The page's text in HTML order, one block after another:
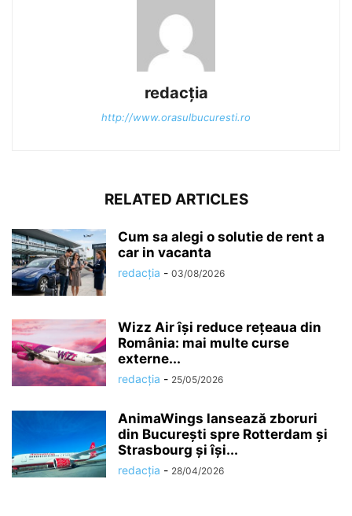
redacția
http://www.orasulbucuresti.ro
RELATED ARTICLES
Cum sa alegi o solutie de rent a
car in vacanta
redacția - 03/08/2026
Wizz Air își reduce rețeaua din
România: mai multe curse
externe...
redacția - 25/05/2026
AnimaWings lansează zboruri
din București spre Rotterdam și
Strasbourg și își...
redacția - 28/04/2026